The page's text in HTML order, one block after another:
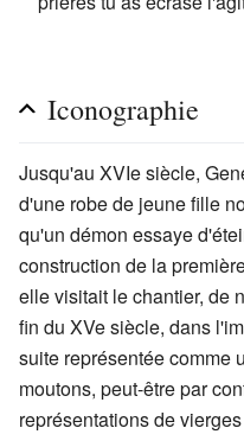
Iconographie
Jusqu'au XVIe siècle,
d'une robe de jeune fille
qu'un démon essaye
construction de la
elle visitait le chantier, de
fin du XVe siècle, dans
suite représentée comme
moutons, peut-être par
représentations de